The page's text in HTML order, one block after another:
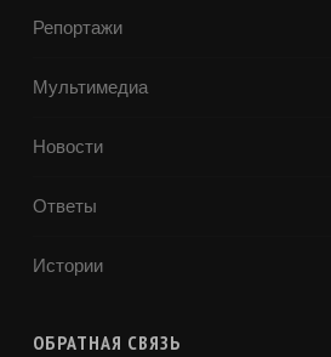
Репортажи
Мультимедиа
Новости
Ответы
Истории
ОБРАТНАЯ СВЯЗЬ